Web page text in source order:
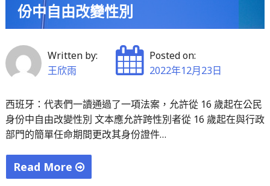
人
新
金
的
三
個
問
份中自由改變性別
Written by:
王欣雨
Posted on:
2022年12月23日
西班牙：代表們一讀通過了一項法案，允許從 16 歲起在公民
身份中自由改變性別 文本應允許跨性別者從 16 歲起在與行政
部門的簡單任命期間更改其身份證件…
Read More